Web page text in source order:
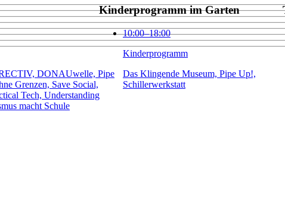
DONAUwelle, Pipe
Grenzen, Save Social,
Tech, Understanding
macht Schule
Kinderprogramm im Garten
10:00⁠–18:00
Kinderprogramm
Das Klingende Museum, Pipe Up!,
Schillerwerkstatt